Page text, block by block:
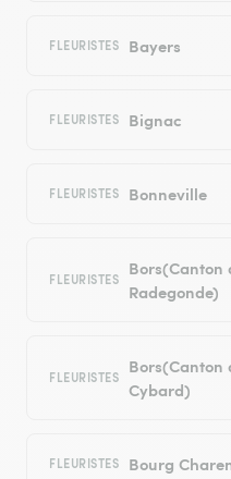
FLEURISTES Bayers
FLEURISTES Bignac
FLEURISTES Bonneville
FLEURISTES
Bors(Canton
Radegonde)
FLEURISTES
Bors(Canton
Cybard)
FLEURISTES Bourg